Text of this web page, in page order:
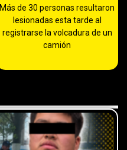
Más de 30 personas resultaron
lesionadas esta tarde al
registrarse la volcadura de un
camión